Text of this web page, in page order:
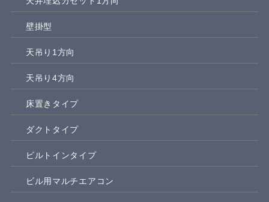
壁掛型
天吊り1方向
天吊り4方向
床置きタイプ
ダクトタイプ
ビルトインタイプ
ビル用マルチエアコン